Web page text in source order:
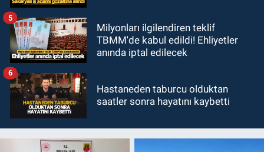
Milyonları ilgilendiren teklif
TBMM'de kabul edildi! Ehliyetler
anında iptal edilecek
5
Hastaneden taburcu olduktan
saatler sonra hayatını kaybetti
6